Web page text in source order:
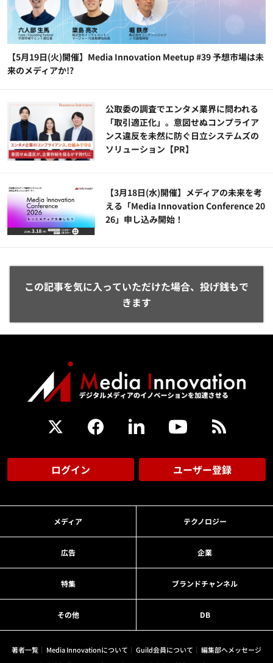
【5月19日(火)開催】Media Innovation Meetup #39 予想市場は未
来のメディアか!?
公​​取委の調査でエンタメ業界に問われる
「取引適正化」。意図せぬコンプライア
ンス違反を未然に防ぐ日立システムズの
ソリューション​【PR】
【3月18日(水)開催】メディアの未来を考
える「Media Innovation Conference 20
26」申し込み開始！
この記事を気に入っていただけた場合、投げ銭もで
きます
ログイン ユーザー登録
メディア テクノロジー
広告 企業
特集 ブランドチャンネル
その他 DB
著者一覧 Media Innovationについて Guild会員について
編集部へメッセージ